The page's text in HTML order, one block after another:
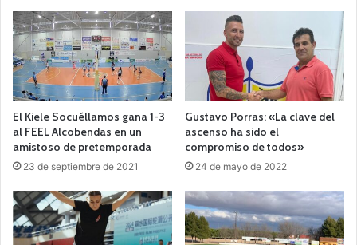
El Kiele Socuéllamos gana 1-3
al FEEL Alcobendas en un
amistoso de pretemporada
23 de septiembre de 2021
Gustavo Porras: «La clave del
ascenso ha sido el
compromiso de todos»
24 de mayo de 2022